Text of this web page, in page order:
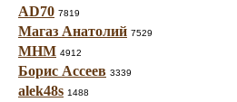
AD70 7819
Магаз Анатолий 7529
МНМ 4912
Борис Ассеев 3339
alek48s 1488